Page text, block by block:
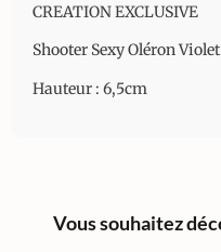
CREATION EXCLUSIVE
Shooter Sexy Oléron Violet
Hauteur : 6,5cm
Vous souhaitez